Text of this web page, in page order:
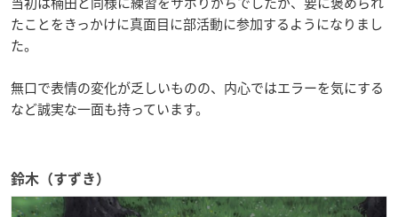
たことをきっかけに真面目に部活動に参加するようになりまし
た。
無口で表情の変化が乏しいものの、内心ではエラーを気にする
など誠実な一面も持っています。
鈴木（すずき）